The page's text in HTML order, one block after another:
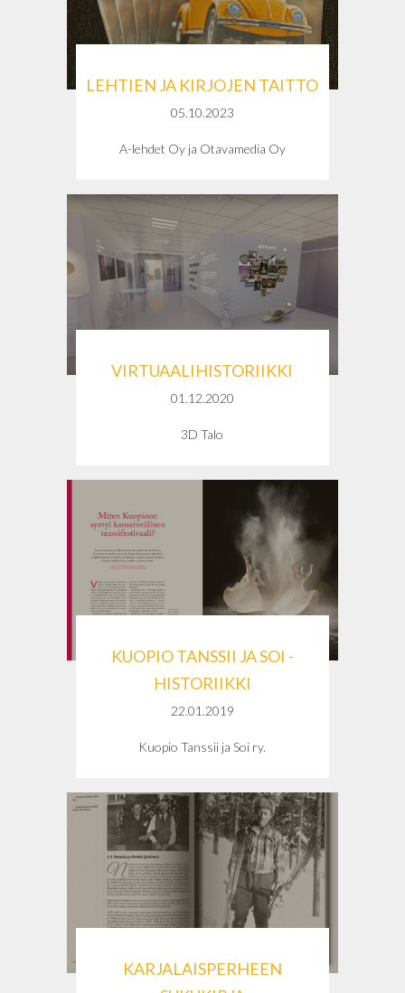
LEHTIEN JA KIRJOJEN TAITTO
05.10.2023
A-lehdet Oy ja Otavamedia Oy
VIRTUAALIHISTORIIKKI
01.12.2020
3D Talo
KUOPIO TANSSII JA SOI -
HISTORIIKKI
22.01.2019
Kuopio Tanssii ja Soi ry.
KARJALAISPERHEEN